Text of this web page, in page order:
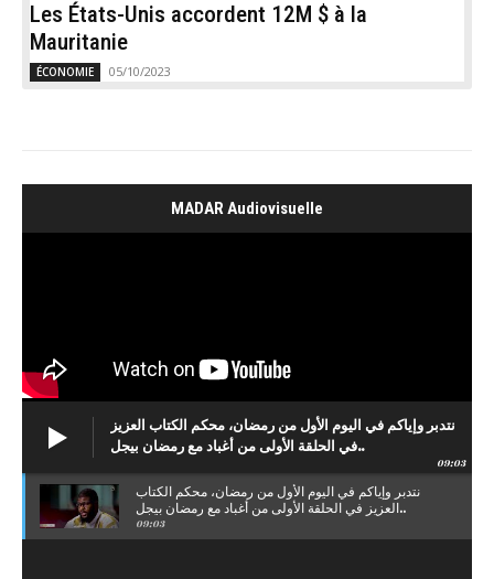
Les États-Unis accordent 12M $ à la
Mauritanie
ÉCONOMIE 05/10/2023
MADAR Audiovisuelle
نتدبر وإياكم في اليوم الأول من رمضان، محكم الكتاب العزيز
في الحلقة الأولى من أغباد مع رمضان بيجل..
09:03
نتدبر وإياكم في اليوم الأول من رمضان، محكم الكتاب
العزيز في الحلقة الأولى من أغباد مع رمضان بيجل..
09:03